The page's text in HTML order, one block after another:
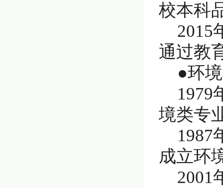
校本科
2015
通过教
●环
1979
境类专
1987
成立环
2001